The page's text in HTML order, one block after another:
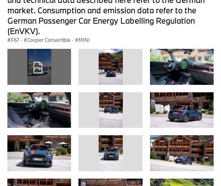
market. Consumption and emission data refer to the
German Passenger Car Energy Labelling Regulation
(EnVKV).
F67 · Cooper Convertible · MINI